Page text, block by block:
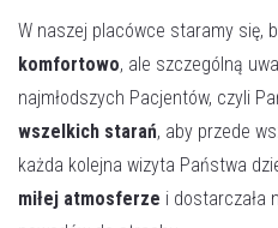
W naszej placówce staramy się,
komfortowo, ale szczególną
najmłodszych Pacjentów, czyli
wszelkich starań, aby przede
każda kolejna wizyta Państwa
miłej atmosferze i dostarczała